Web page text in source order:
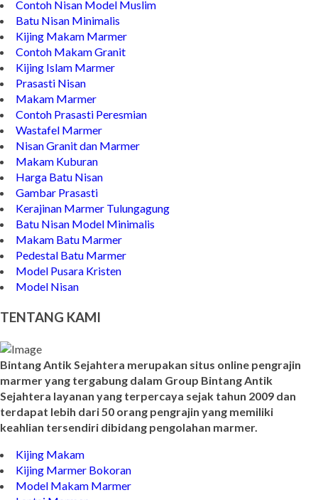
Prasasti Marmer Jumbo
Contoh Nisan Model Muslim
Batu Nisan Minimalis
Kijing Makam Marmer
Contoh Makam Granit
Kijing Islam Marmer
Prasasti Nisan
Makam Marmer
Contoh Prasasti Peresmian
Wastafel Marmer
Nisan Granit dan Marmer
Makam Kuburan
Harga Batu Nisan
Gambar Prasasti
Kerajinan Marmer Tulungagung
Batu Nisan Model Minimalis
Makam Batu Marmer
Pedestal Batu Marmer
Model Pusara Kristen
Model Nisan
TENTANG KAMI
Bintang Antik Sejahtera merupakan situs online pengrajin
marmer yang tergabung dalam Group Bintang Antik
Sejahtera layanan yang terpercaya sejak tahun 2009 dan
terdapat lebih dari 50 orang pengrajin yang memiliki
keahlian tersendiri dibidang pengolahan marmer.
Kijing Makam
Kijing Marmer Bokoran